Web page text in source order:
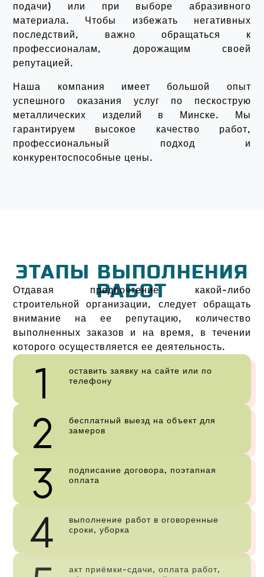
подачи) или при выборе абразивного
материала. Чтобы избежать негативных
последствий, важно обращаться к
профессионалам, дорожащим своей
репутацией.
Наша компания имеет большой опыт
успешного оказания услуг по пескострую
металлических изделий в Минске. Мы
гарантируем высокое качество работ,
профессиональный подход и
конкурентоспособные цены.
ЭТАПЫ ВЫПОЛНЕНИЯ
РАБОТ
Отдавая предпочтение какой-либо
строительной организации, следует обращать
внимание на ее репутацию, количество
выполненных заказов и на время, в течении
которого осуществляется ее деятельность.
оставить заявку на сайте или по
телефону
бесплатный выезд на объект для
замеров
подписание договора, поэтапная
оплата
выполнение работ в оговоренные
сроки, уборка
акт приёмки-сдачи, оплата работ,